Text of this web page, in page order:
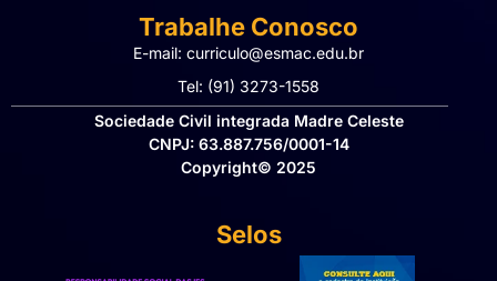
Trabalhe Conosco
E-mail: curriculo@esmac.edu.br
Tel: (91) 3273-1558​
Sociedade Civil integrada Madre Celeste
CNPJ: 63.887.756/0001-14
Copyright© 2025
Selos